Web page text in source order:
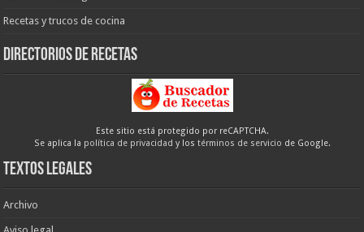
Recetas y trucos de cocina
Directorios de recetas
Este sitio está protegido por reCAPTCHA.
Se aplica la política de privacidad y los términos de servicio de Google.
Textos legales
Archivo